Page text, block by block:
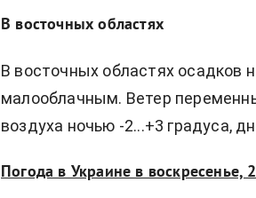
В восточных областях
В восточных областях осадков
малооблачным. Ветер
воздуха ночью -2...+3 градуса,
Погода в Украине в воскресенье,